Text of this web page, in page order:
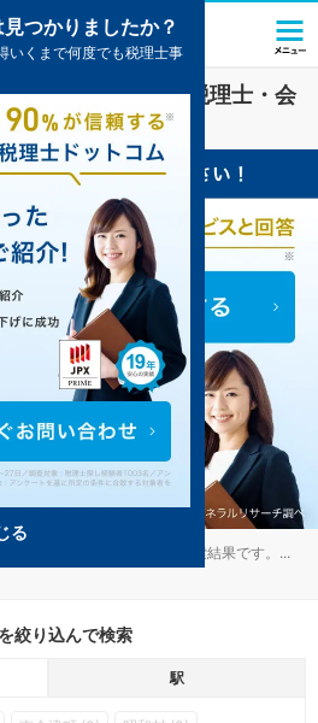
)の会社設立を扱う税理士・会
策を扱う税理士事務所の検索結果です。 ...
絞り込んで検索
駅
つかりましたか？
いくまで何度でも税理士事
る